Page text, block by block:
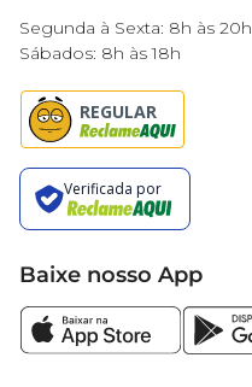
Segunda à Sexta: 8h às 20h
Sábados: 8h às 18h
Baixe nosso App